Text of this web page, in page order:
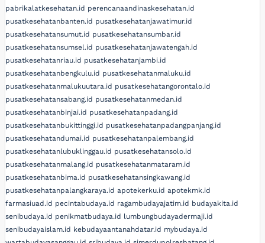
pabrikalatkesehatan.id perencanaandinaskesehatan.id
pusatkesehatanbanten.id pusatkesehatanjawatimur.id
pusatkesehatansumut.id pusatkesehatansumbar.id
pusatkesehatansumsel.id pusatkesehatanjawatengah.id
pusatkesehatanriau.id pusatkesehatanjambi.id
pusatkesehatanbengkulu.id pusatkesehatanmaluku.id
pusatkesehatanmalukuutara.id pusatkesehatangorontalo.id
pusatkesehatansabang.id pusatkesehatanmedan.id
pusatkesehatanbinjai.id pusatkesehatanpadang.id
pusatkesehatanbukittinggi.id pusatkesehatanpadangpanjang.id
pusatkesehatandumai.id pusatkesehatanpalembang.id
pusatkesehatanlubuklinggau.id pusatkesehatansolo.id
pusatkesehatanmalang.id pusatkesehatanmataram.id
pusatkesehatanbima.id pusatkesehatansingkawang.id
pusatkesehatanpalangkaraya.id apotekerku.id apotekmk.id
farmasiuad.id pecintabudaya.id ragambudayajatim.id budayakita.id
senibudaya.id penikmatbudaya.id lumbungbudayadermaji.id
senibudayaislam.id kebudayaantanahdatar.id mybudaya.id